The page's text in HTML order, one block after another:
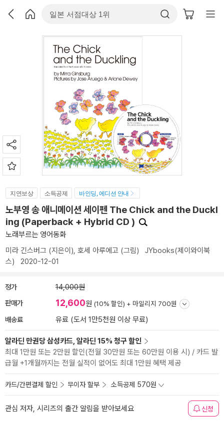
지연보상 소득공제 바인딩, 에디션 안내
노부영 송 애니메이션 세이펜 The Chick and the Duckl
ing (Paperback + Hybrid CD )
노래부르는 영어동화
미라 긴스버그 (지은이), 호세 아루에고 (그림) JYbooks(제이와이북
스) 2020-12-01
정가 14,000원
판매가 12,600원 (10% 할인) + 마일리지 700원
배송료 유료 (도서 1만5천원 이상 무료)
알라딘 만권당 삼성카드, 알라딘 15% 청구 할인
최대 1만원 또는 2만원 할인(전월 30만원 또는 60만원 이용 시) / 카드 발
급월 +1개월까지는 전월 실적이 없어도 최대 1만원 혜택 제공
카드/간편결제 할인 무이자 할부 소득공제 570원
관심 저자, 시리즈의 출간 알림을 받아보세요 신청